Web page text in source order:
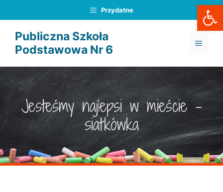
do
treści
Przydatne
Publiczna Szkoła
Podstawowa Nr 6
MENU
Jesteśmy najlepsi w mieście –
siatkówka